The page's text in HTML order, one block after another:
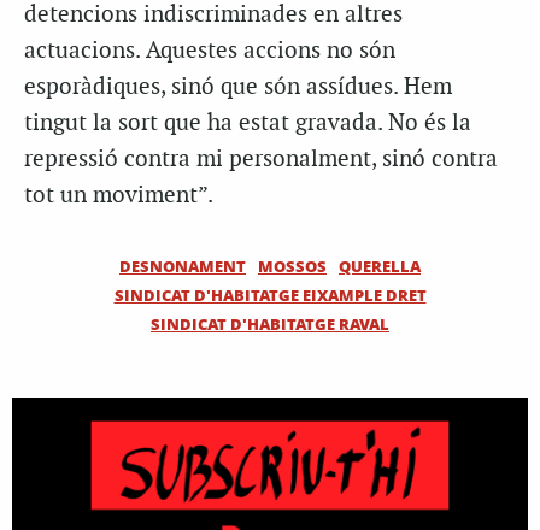
detencions indiscriminades en altres
actuacions. Aquestes accions no són
esporàdiques, sinó que són assídues. Hem
tingut la sort que ha estat gravada. No és la
repressió contra mi personalment, sinó contra
tot un moviment”.
DESNONAMENT MOSSOS
QUERELLA
SINDICAT D'HABITATGE EIXAMPLE DRET
SINDICAT D'HABITATGE RAVAL